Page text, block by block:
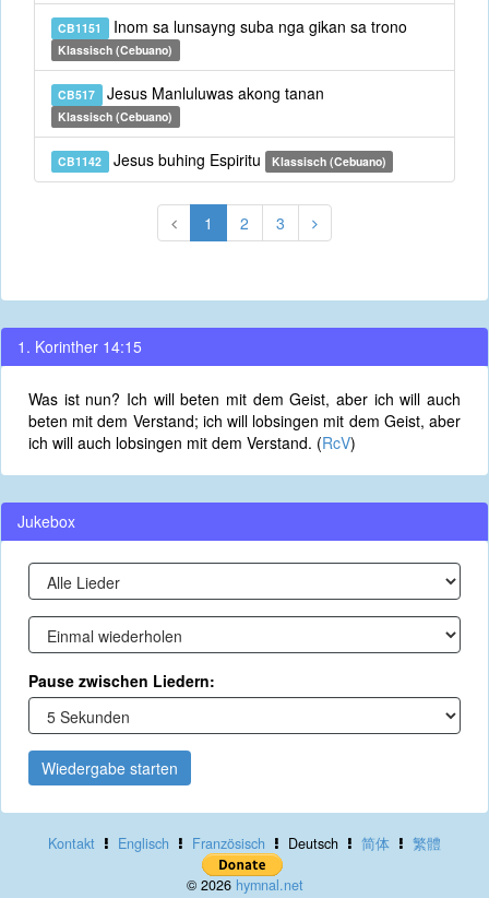
CB1151 Inom sa lunsayng suba nga gikan sa trono
Klassisch (Cebuano)
CB517 Jesus Manluluwas akong tanan
Klassisch (Cebuano)
CB1142 Jesus buhing Espiritu Klassisch (Cebuano)
1 2 3
1. Korinther 14:15
Was ist nun? Ich will beten mit dem Geist, aber ich will auch
beten mit dem Verstand; ich will lobsingen mit dem Geist, aber
ich will auch lobsingen mit dem Verstand. (RcV)
Jukebox
Pause zwischen Liedern:
Wiedergabe starten
Kontakt Englisch Französisch Deutsch 简体 繁體
© 2026 hymnal.net